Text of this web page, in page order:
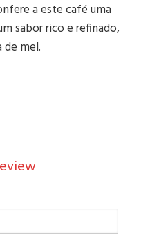
a este café uma
sabor rico e refinado,
mel.